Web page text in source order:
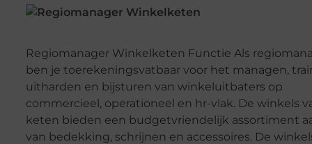
Regiomanager Winkelketen Functie Als
ben je toerekeningsvatbaar voor het managen,
uitharden en bijsturen van winkeluitbaters op
commercieel, operationeel en hr-vlak. De winkels
keten bieden een budgetvriendelijk assortiment
van bedekking, schrijnen en accessoires. De